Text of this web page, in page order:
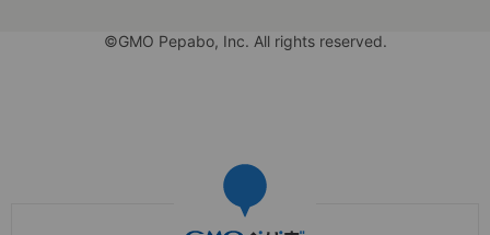
©GMO Pepabo, Inc. All rights reserved.